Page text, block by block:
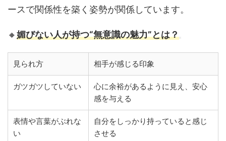
ースで関係性を築く姿勢が関係しています。
🔸媚びない人が持つ“無意識の魅力”とは？
見られ方 相手が感じる印象
ガツガツしていない
心に余裕があるように見え、安心
感を与える
表情や言葉がぶれな
い
自分をしっかり持っていると感じ
させる